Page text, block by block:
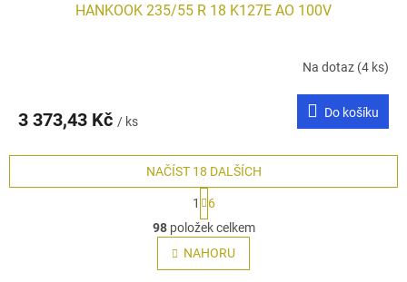
HANKOOK 235/55 R 18 K127E AO 100V
Na dotaz (4 ks)
3 373,43 Kč / ks
Do košíku
O
v
l
á
NAČÍST 18 DALŠÍCH
S
t
r
á
n
k
1
6
98položek celkem
NAHORU